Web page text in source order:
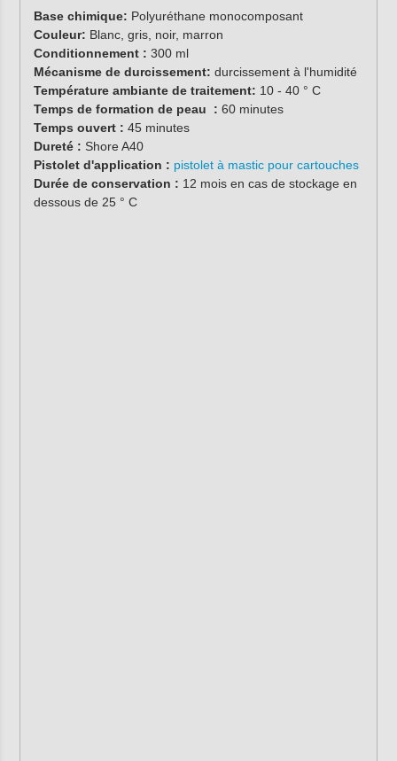
Base chimique: Polyuréthane monocomposant
Couleur: Blanc, gris, noir, marron
Conditionnement : 300 ml
Mécanisme de durcissement: durcissement à l'humidité
Température ambiante de traitement: 10 - 40 ° C
Temps de formation de peau : 60 minutes
Temps ouvert : 45 minutes
Dureté : Shore A40
Pistolet d'application : pistolet à mastic pour cartouches
Durée de conservation : 12 mois en cas de stockage en
dessous de 25 ° C